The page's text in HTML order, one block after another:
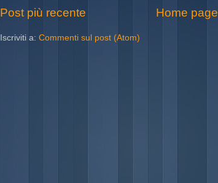
Post più recente Home page
Iscriviti a: Commenti sul post (Atom)